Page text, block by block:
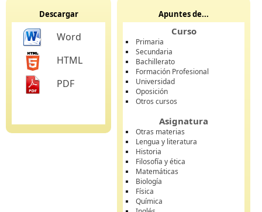
Descargar
Word
HTML
PDF
Apuntes de...
Curso
Primaria
Secundaria
Bachillerato
Formación Profesional
Universidad
Oposición
Otros cursos
Asignatura
Otras materias
Lengua y literatura
Historia
Filosofía y ética
Matemáticas
Biología
Física
Química